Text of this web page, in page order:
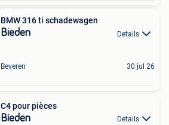
BMW 316 ti schadewagen
Bieden Details
Beveren 30 jul 26
C4 pour pièces
Bieden Details